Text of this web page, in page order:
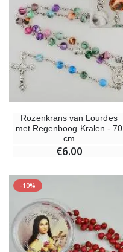
Rozenkrans van Lourdes
met Regenboog Kralen - 70
cm
€6.00
-10%